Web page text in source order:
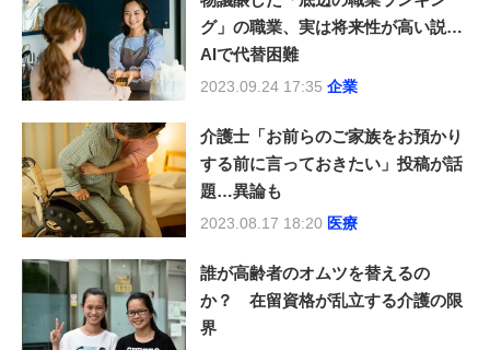
グ」の職業、実は将来性が高い説…
AIで代替困難
2023.09.24 17:35 企業
介護士「お前らのご家族をお預かり
する前に言っておきたい」投稿が話
題…異論も
2023.08.17 18:20 医療
誰が高齢者のオムツを替えるの
か？ 在留資格が乱立する介護の限
界